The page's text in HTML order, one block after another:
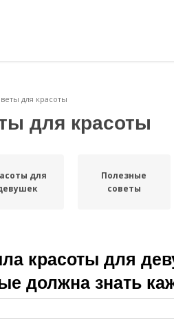
для красоты
для красоты
для
Полезные
советы
красоты для
должна знать